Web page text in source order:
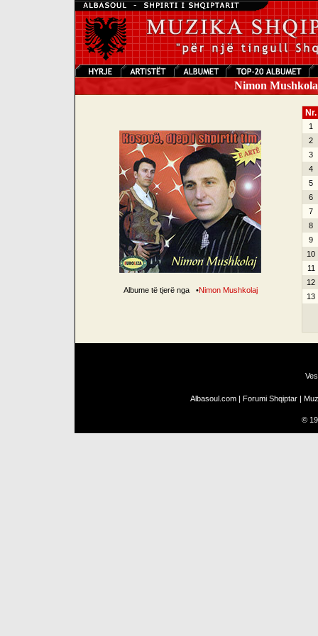
Nimon
Albume të tjerë nga •Nimon Mushkolaj
Nr.
1
2
3
4
5
6
7
8
9
10
11
12
13
Albasoul.com | Forumi Shqiptar |
©